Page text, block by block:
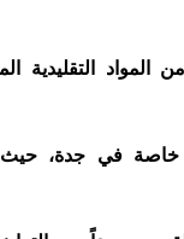
المواد التقليدية
في جدة، حيث